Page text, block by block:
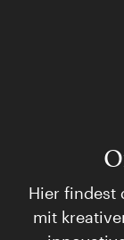
Hier findest
mit